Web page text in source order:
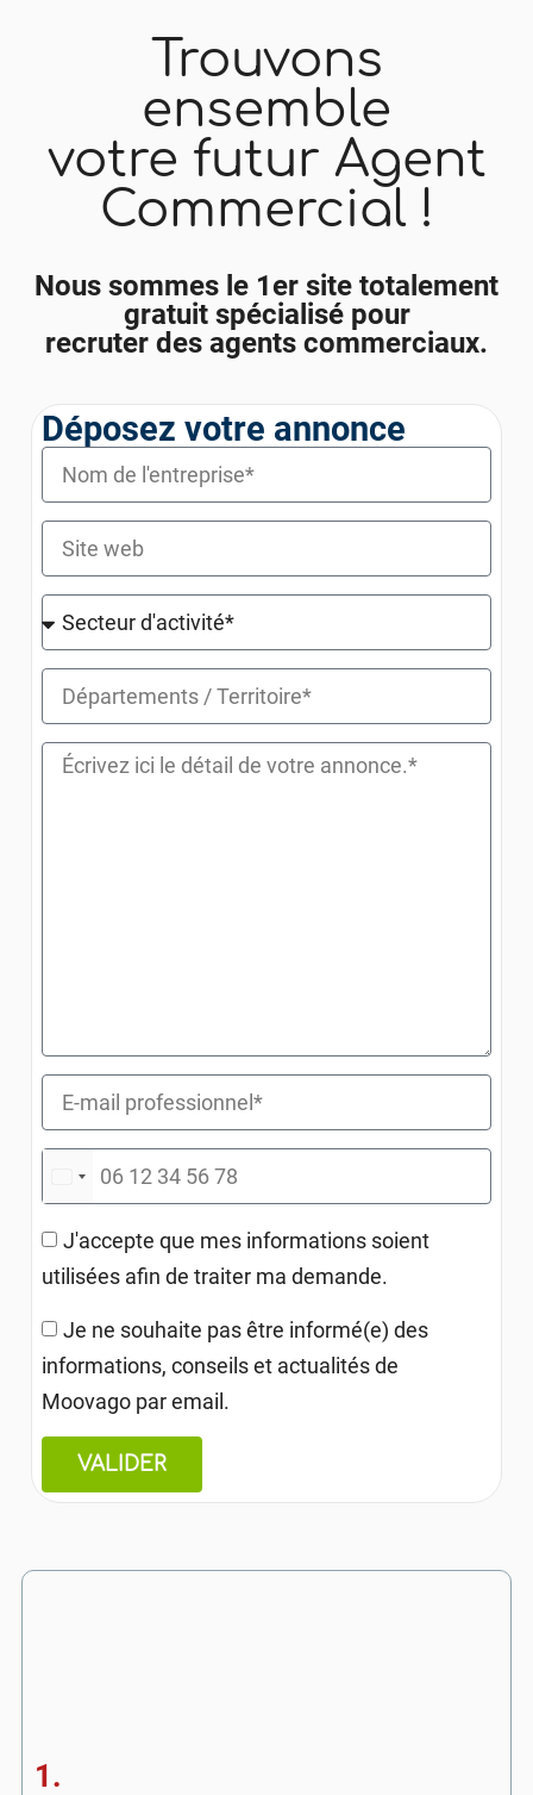
Trouvons
ensemble
votre futur Agent
Commercial !
Nous sommes le 1er site totalement
gratuit spécialisé pour
recruter des agents commerciaux.
Déposez votre annonce
FRANCE +33
J'accepte que mes informations soient
utilisées afin de traiter ma demande.
Je ne souhaite pas être informé(e) des
informations, conseils et actualités de
Moovago par email.
VALIDER
1.